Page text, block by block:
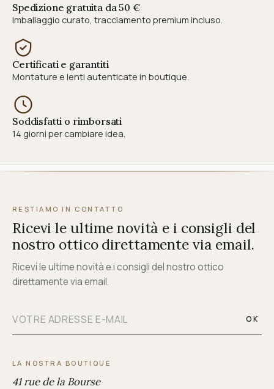
Spedizione gratuita da 50 €
Imballaggio curato, tracciamento premium incluso.
Certificati e garantiti
Montature e lenti autenticate in boutique.
Soddisfatti o rimborsati
14 giorni per cambiare idea.
RESTIAMO IN CONTATTO
Ricevi le ultime novità e i consigli del
nostro ottico direttamente via email.
Ricevi le ultime novità e i consigli del nostro ottico
direttamente via email.
OK
LA NOSTRA BOUTIQUE
41 rue de la Bourse